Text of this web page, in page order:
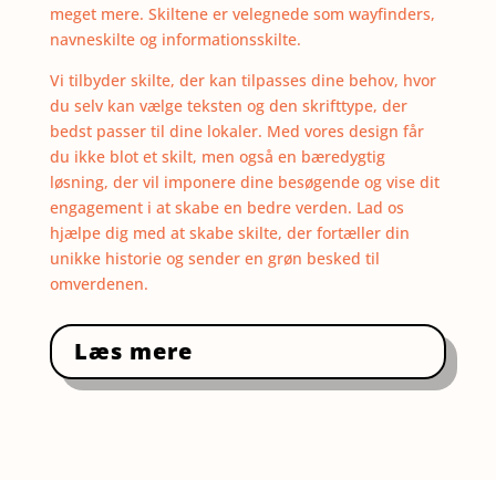
meget mere. Skiltene er velegnede som wayfinders,
navneskilte og informationsskilte.
Vi tilbyder skilte, der kan tilpasses dine behov, hvor
du selv kan vælge teksten og den skrifttype, der
bedst passer til dine lokaler. Med vores design får
du ikke blot et skilt, men også en bæredygtig
løsning, der vil imponere dine besøgende og vise dit
engagement i at skabe en bedre verden. Lad os
hjælpe dig med at skabe skilte, der fortæller din
unikke historie og sender en grøn besked til
omverdenen.
Læs mere